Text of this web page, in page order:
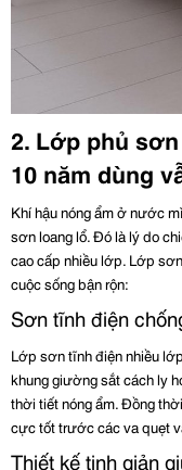
2. Lớp phủ
10 năm dùng
Khí hậu nóng ẩm ở nước
sơn loang lổ. Đó là lý do
cao cấp nhiều lớp. Lớp
cuộc sống bận rộn:
Sơn tĩnh điện
Lớp sơn tĩnh điện nhiều
khung giường sắt cách ly
thời tiết nóng ẩm. Đồng
cực tốt trước các va quẹt
Thiết kế tinh giản